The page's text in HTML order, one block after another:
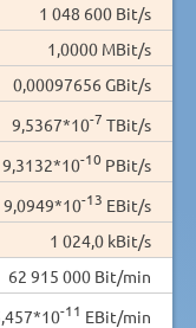
1 048 600 Bit/s
1,0000 MBit/s
0,00097656 GBit/s
9,5367*10-7 TBit/s
9,3132*10-10 PBit/s
9,0949*10-13 EBit/s
1 024,0 kBit/s
62 915 000 Bit/min
-11 EBit/min